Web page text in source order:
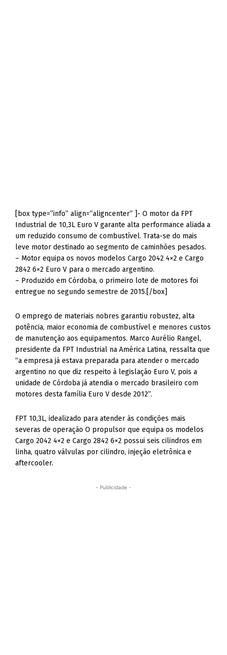
[box type=”info” align=”aligncenter” ]- O motor da FPT
Industrial de 10,3L Euro V garante alta performance aliada a
um reduzido consumo de combustível. Trata-se do mais
leve motor destinado ao segmento de caminhões pesados.
– Motor equipa os novos modelos Cargo 2042 4×2 e Cargo
2842 6×2 Euro V para o mercado argentino.
– Produzido em Córdoba, o primeiro lote de motores foi
entregue no segundo semestre de 2015.[/box]
O emprego de materiais nobres garantiu robustez, alta
potência, maior economia de combustível e menores custos
de manutenção aos equipamentos. Marco Aurélio Rangel,
presidente da FPT Industrial na América Latina, ressalta que
“a empresa já estava preparada para atender o mercado
argentino no que diz respeito à legislação Euro V, pois a
unidade de Córdoba já atendia o mercado brasileiro com
motores desta família Euro V desde 2012”.
FPT 10,3L, idealizado para atender às condições mais
severas de operação O propulsor que equipa os modelos
Cargo 2042 4×2 e Cargo 2842 6×2 possui seis cilindros em
linha, quatro válvulas por cilindro, injeção eletrônica e
aftercooler.
- Publicidade -